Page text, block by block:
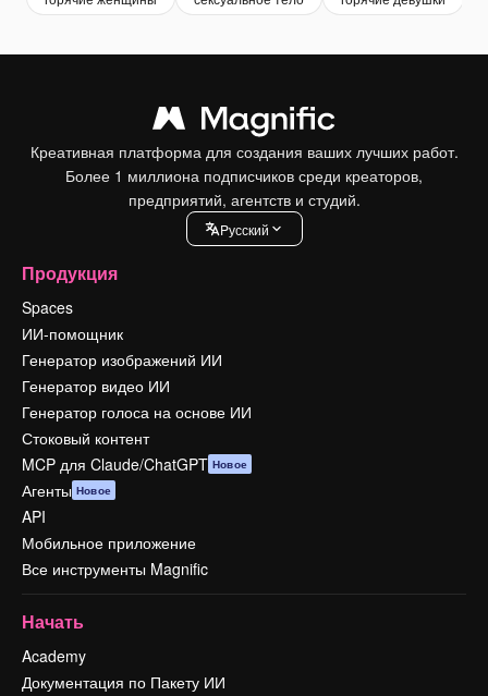
Креативная платформа для создания ваших лучших работ.
Более 1 миллиона подписчиков среди креаторов,
предприятий, агентств и студий.
Pусский
Продукция
Spaces
ИИ-помощник
Генератор изображений ИИ
Генератор видео ИИ
Генератор голоса на основе ИИ
Стоковый контент
MCP для Claude/ChatGPT Новое
Агенты Новое
API
Мобильное приложение
Все инструменты Magnific
Начать
Academy
Документация по Пакету ИИ